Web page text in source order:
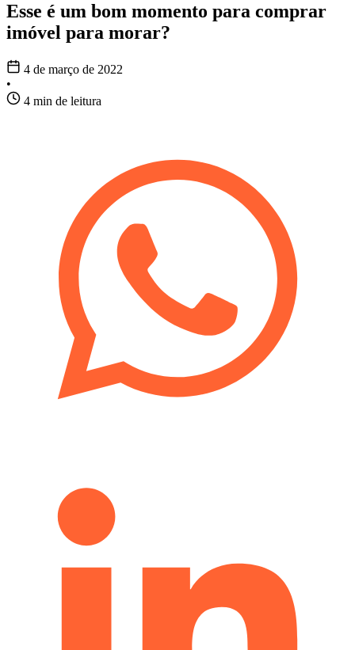
Esse é um bom momento para comprar
imóvel para morar?
4 de março de 2022
•
4 min de leitura